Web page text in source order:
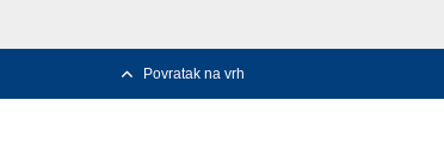
Povratak na vrh